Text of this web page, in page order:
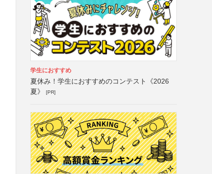
学生におすすめ
夏休み！学生におすすめのコンテスト《2026
夏》
[PR]